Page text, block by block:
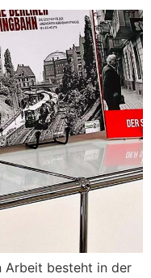
Arbeit besteht in der